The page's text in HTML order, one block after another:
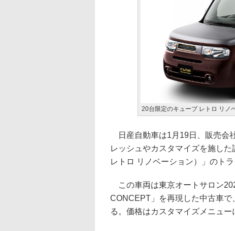
20台限定のキューブ レトロ リノ
日産自動車は1月19日、販売会
レッシュやカスタマイズを施し
レトロ リノベーション）」のト
この車両は東京オートサロン
CONCEPT」を再現した中古車
る。価格はカスタマイズメニュ